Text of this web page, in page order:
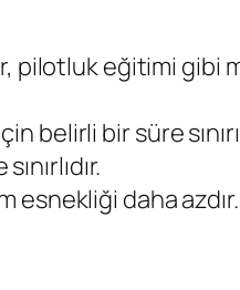
pilotluk eğitimi
belirli bir süre
esnekliği daha azdır.